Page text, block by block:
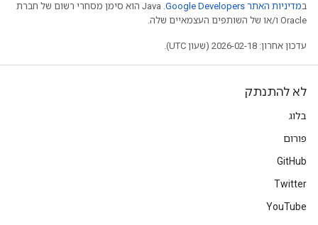
במדיניות האתר Google Developers‏
.‏ Java הוא סימן מסחרי רשום של חברת
Oracle ו/או של השותפים העצמאיים שלה.
עדכון אחרון: 2026-02-18 (שעון UTC).
לא להתנתק
בלוג
פורום
GitHub
Twitter
YouTube